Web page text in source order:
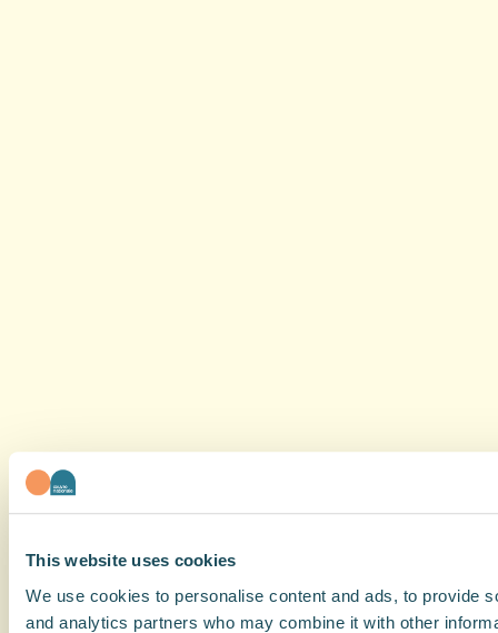
This website uses cookies
We use cookies to personalise content and ads, to provide
and analytics partners who may combine it with other